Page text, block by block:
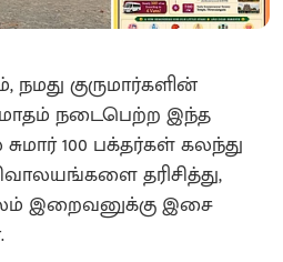
குருமார்களின்
நடைபெற்ற இந்த
100 பக்தர்கள் கலந்து
தரிசித்து,
இறைவனுக்கு இசை